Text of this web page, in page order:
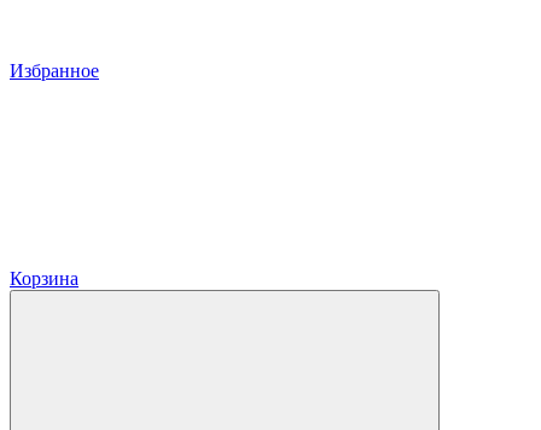
Избранное
Корзина